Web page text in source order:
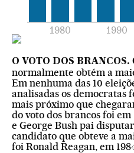
O VOTO DOS BRANCOS.
normalmente obtém a
Em nenhuma das 10
analisadas os democratas
mais próximo que
do voto dos brancos foi
e George Bush pai
candidato que obteve a
foi Ronald Reagan, em